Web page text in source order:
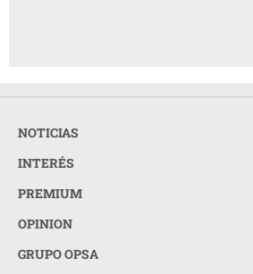
NOTICIAS
INTERÉS
PREMIUM
OPINION
GRUPO OPSA